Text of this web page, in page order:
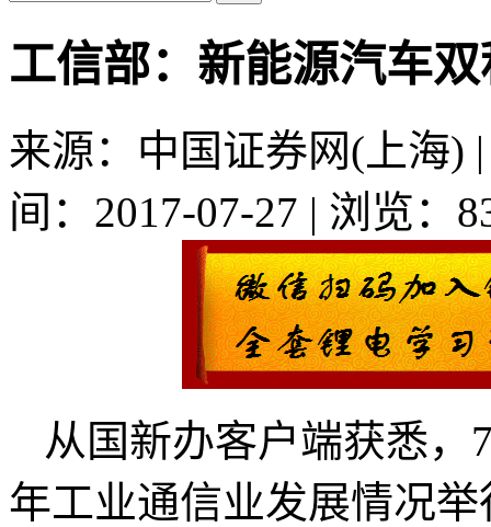
工信部：新能源汽车
来源：中国证券网(上海)
间：2017-07-27 | 浏览：
从国新办客户端获悉，
年工业通信业发展情况